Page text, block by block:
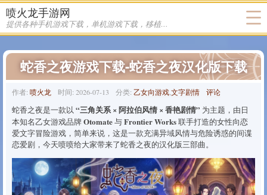
喷火龙手游网
提供各种手机游戏下载，单机游戏下载，移植游戏下载
标签 乙女向 下的文章
蛇香之夜游戏下载-蛇香之夜汉化版下载
作者: 喷火龙 时间: 2026-07-13 分类: 乙女向游戏文字剧情 评论
蛇香之夜是一款以 “三角关系 × 阿拉伯风情 × 香艳剧情” 为主题，由日
本知名乙女游戏品牌Otomate与Frontier Works联手打造的女性向恋
爱文字冒险游戏，简单来说，这是一款充满异域风情与危险诱惑的间谍
恋爱剧，今天喷喷给大家带来了蛇香之夜的汉化版三部曲。